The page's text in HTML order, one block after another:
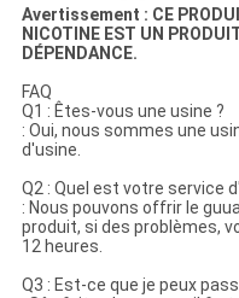
Avertissement : CE
NICOTINE EST UN
DÉPENDANCE.
FAQ
Q1 : Êtes-vous une usine ?
: Oui, nous sommes une
d'usine.
Q2 : Quel est votre service
: Nous pouvons offrir le
produit, si des problèmes,
12 heures.
Q3 : Est-ce que je peux